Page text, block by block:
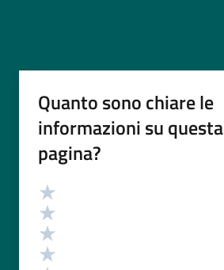
Quanto sono chiare le
informazioni su questa
pagina?
Valutazione